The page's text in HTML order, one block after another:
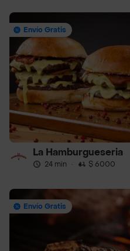
Envío Gratis
La Hamburgueseria
24 min · $ 6000
Envío Gratis